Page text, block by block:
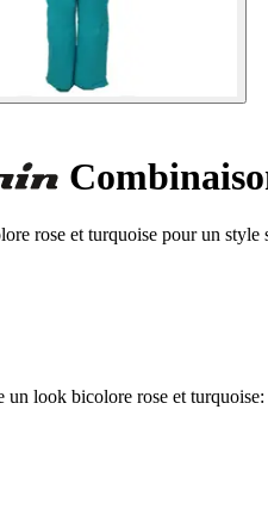
rose et turquoise pour un
look bicolore rose et